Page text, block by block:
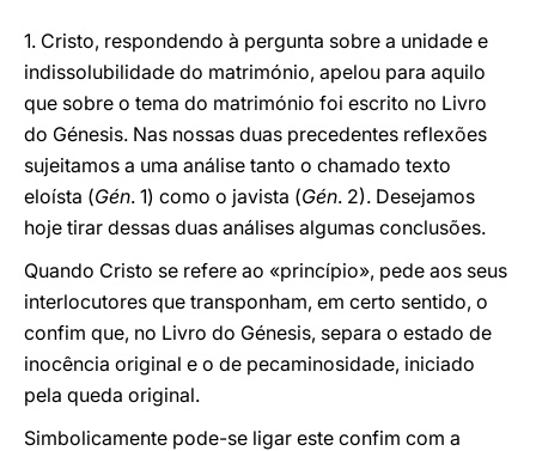
1. Cristo, respondendo à pergunta sobre a unidade e
indissolubilidade do matrimónio, apelou para aquilo
que sobre o tema do matrimónio foi escrito no Livro
do Génesis. Nas nossas duas precedentes reflexões
sujeitamos a uma análise tanto o chamado texto
eloísta (Gén. 1) como o javista (Gén. 2). Desejamos
hoje tirar dessas duas análises algumas conclusões.
Quando Cristo se refere ao «princípio», pede aos seus
interlocutores que transponham, em certo sentido, o
confim que, no Livro do Génesis, separa o estado de
inocência original e o de pecaminosidade, iniciado
pela queda original.
Simbolicamente pode-se ligar este confim com a